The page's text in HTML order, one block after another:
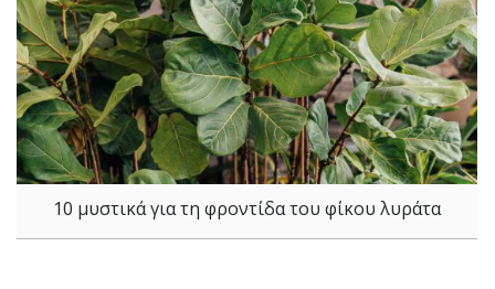
10 μυστικά για τη φροντίδα του φίκου λυράτα